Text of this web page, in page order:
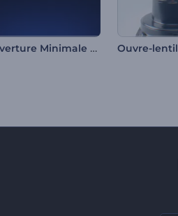
Ouverture Minimale Ombres